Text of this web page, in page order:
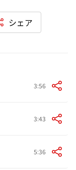
シェア
3:56
3:43
5:36